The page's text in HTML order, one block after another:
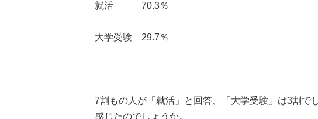
就活 70.3％
大学受験 29.7％
7割もの人が「就活」と回答、「大学受験」は3割で
感じたのでしょうか。